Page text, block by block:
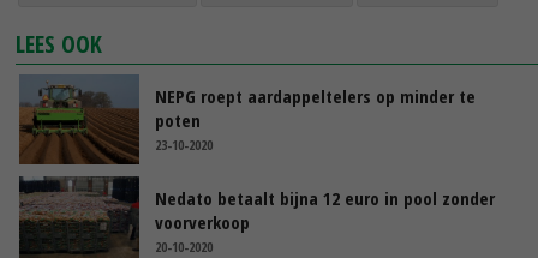
LEES OOK
NEPG roept aardappeltelers op minder te
poten
23-10-2020
Nedato betaalt bijna 12 euro in pool zonder
voorverkoop
20-10-2020